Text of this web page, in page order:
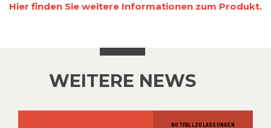
Hier finden Sie weitere Informationen zum Produkt.
WEITERE NEWS
NOTFALLZULASSUNGEN